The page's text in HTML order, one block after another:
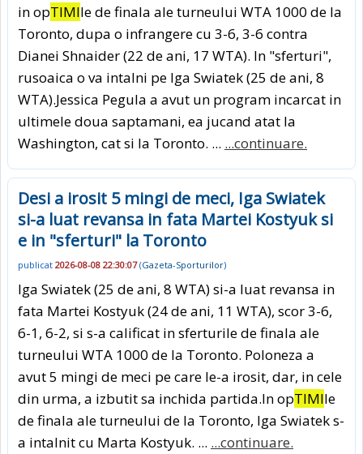
in opTIMIle de finala ale turneului WTA 1000 de la
Toronto, dupa o infrangere cu 3-6, 3-6 contra
Dianei Shnaider (22 de ani, 17 WTA). In "sferturi",
rusoaica o va intalni pe Iga Swiatek (25 de ani, 8
WTA).Jessica Pegula a avut un program incarcat in
ultimele doua saptamani, ea jucand atat la
Washington, cat si la Toronto. ... ...continuare.
Desi a irosit 5 mingi de meci, Iga Swiatek
si-a luat revansa in fata Martei Kostyuk si
e in "sferturi" la Toronto
publicat 2026-08-08 22:30:07(Gazeta-Sporturilor)
Iga Swiatek (25 de ani, 8 WTA) si-a luat revansa in
fata Martei Kostyuk (24 de ani, 11 WTA), scor 3-6,
6-1, 6-2, si s-a calificat in sferturile de finala ale
turneului WTA 1000 de la Toronto. Poloneza a
avut 5 mingi de meci pe care le-a irosit, dar, in cele
din urma, a izbutit sa inchida partida.In opTIMIle
de finala ale turneului de la Toronto, Iga Swiatek s-
a intalnit cu Marta Kostyuk. ... ...continuare.